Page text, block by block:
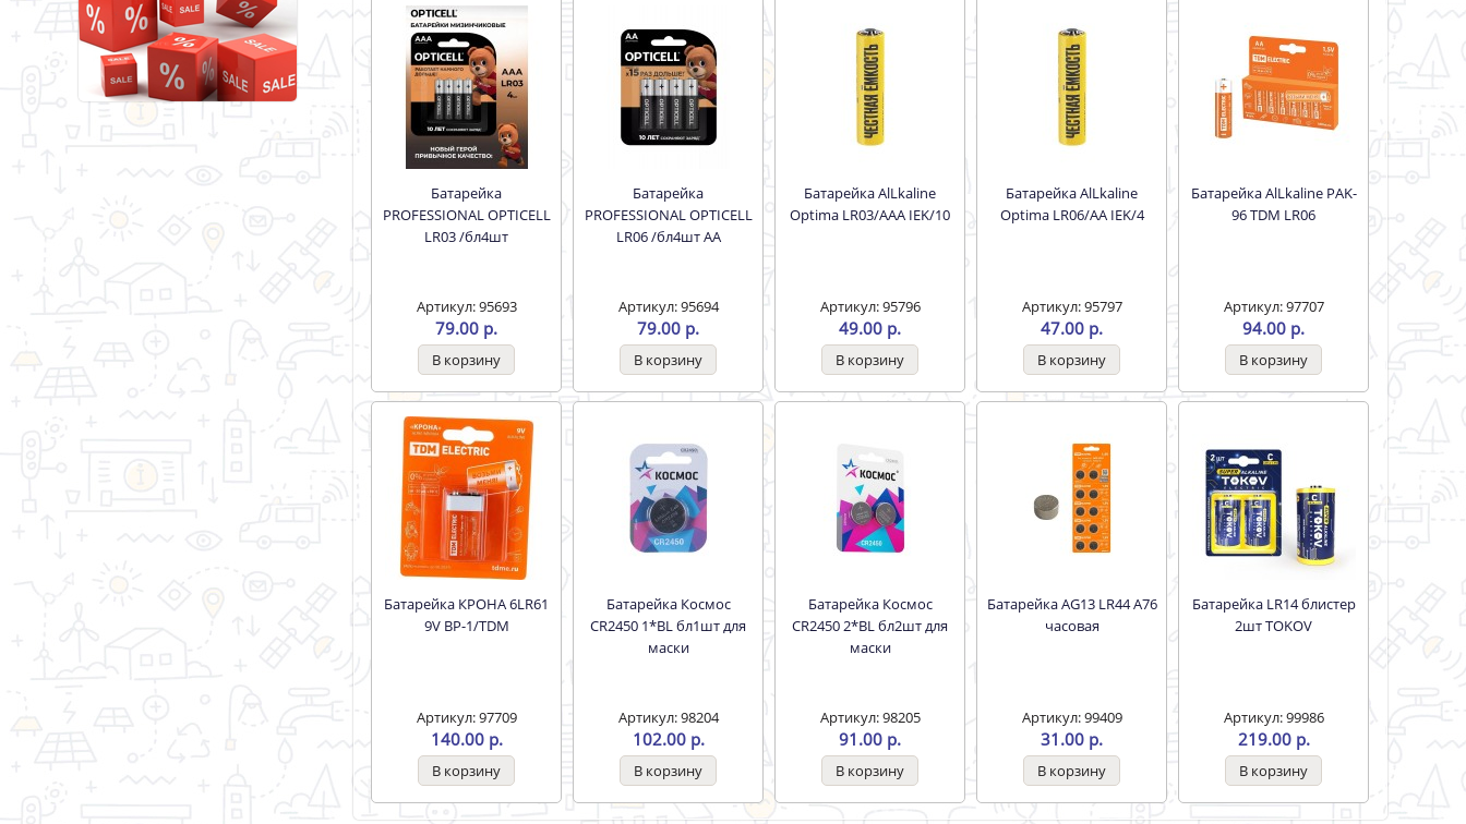
Батарейка
PROFESSIONAL OPTICELL
LR03 /бл4шт
Артикул: 95693
79.00 р.
Батарейка
PROFESSIONAL OPTICELL
LR06 /бл4шт АА
Артикул: 95694
79.00 р.
Батарейка AlLkaline
Optima LR03/AAA IEK/10
Артикул: 95796
49.00 р.
Батарейка AlLkaline
Optima LR06/AA IEK/4
Артикул: 95797
47.00 р.
Батарейка AlLkaline PAK-
96 TDM LR06
Артикул: 97707
94.00 р.
Батарейка КРОНА 6LR61
9V BP-1/TDM
Артикул: 97709
140.00 р.
Батарейка Космос
CR2450 1*BL бл1шт для
маски
Артикул: 98204
102.00 р.
Батарейка Космос
CR2450 2*BL бл2шт для
маски
Артикул: 98205
91.00 р.
Батарейка AG13 LR44 А76
часовая
Артикул: 99409
31.00 р.
Батарейка LR14 блистер
2шт TOKOV
Артикул: 99986
219.00 р.